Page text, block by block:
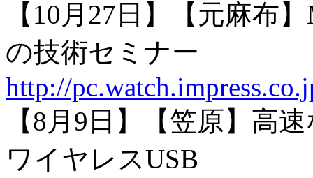
【10月27日】【元麻布
の技術セミナー
http://
【8月9日】【笠原】高
ワイヤレスUSB